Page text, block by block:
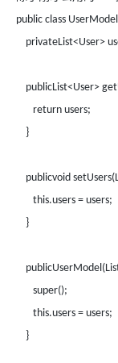
public class
privateList<User>
publicList<User>
return users;
}
publicvoid
this.users = users;
}
super();
this.users = users;
}